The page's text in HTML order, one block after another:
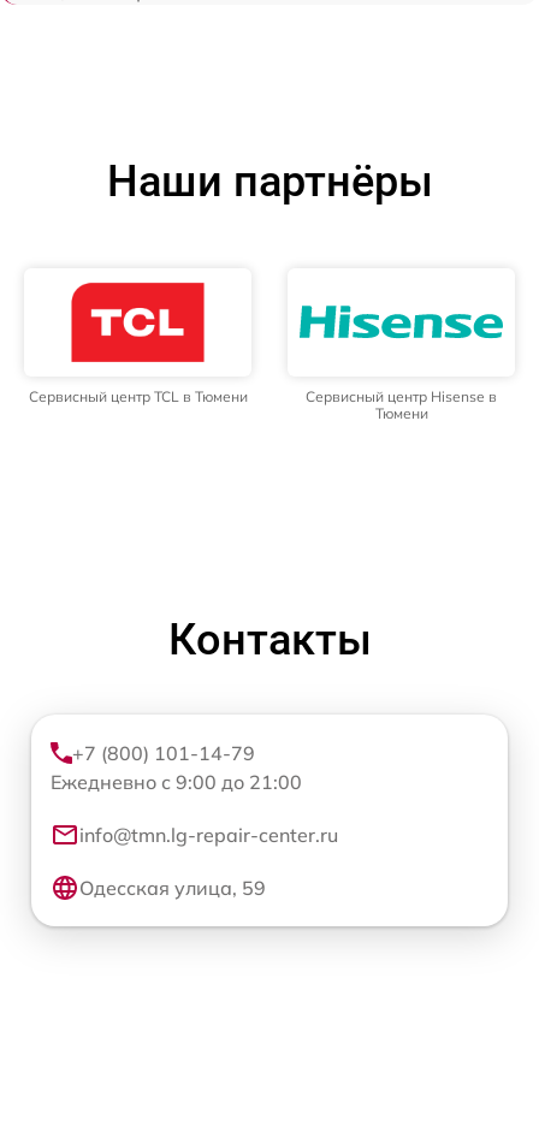
Наши партнёры
Сервисный центр TCL в Тюмени
Сервисный центр Hisense в
Тюмени
Контакты
+7 (800) 101-14-79
Ежедневно с 9:00 до 21:00
info@tmn.lg-repair-center.ru
Одесская улица, 59